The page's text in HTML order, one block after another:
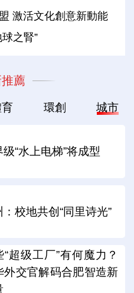
激活文化創意新動能
之腎”
薦
環創 城市
级“水上电梯”将成型
：校地共创“同里诗光”
“超级工厂”有何魔力？
外交官解码合肥智造新